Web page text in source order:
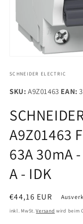
in
öffnen
SCHNEIDER ELECTRIC
SKU: A9Z01463 EAN:
A9Z01463
63A 30mA
A - IDK
Normaler
Preis
€44,16 EUR
inkl. MwSt.Versand wird beim